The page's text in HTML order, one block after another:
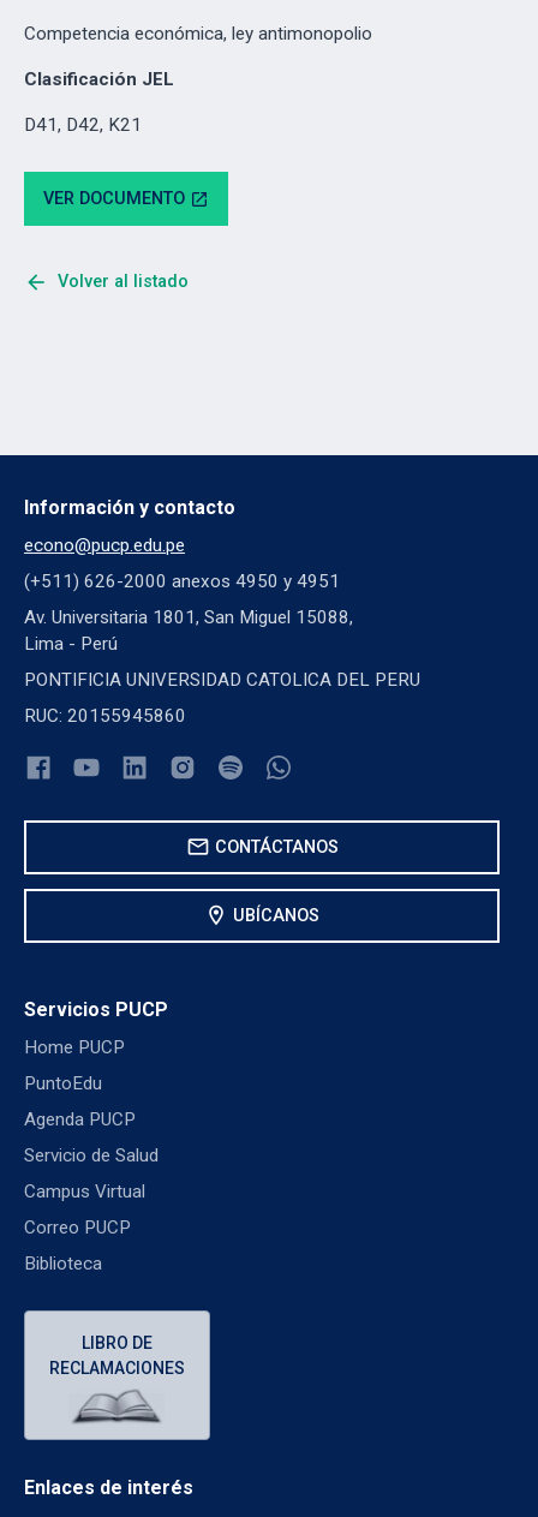
Competencia económica, ley antimonopolio
Clasificación JEL
D41, D42, K21
VER DOCUMENTO open_in_new
arrow_back Volver al listado
Información y contacto
econo@pucp.edu.pe
(+511) 626-2000 anexos 4950 y 4951
Av. Universitaria 1801, San Miguel 15088,
Lima - Perú
PONTIFICIA UNIVERSIDAD CATOLICA DEL PERU
RUC: 20155945860
mail CONTÁCTANOS
location_on UBÍCANOS
Servicios PUCP
Home PUCP
PuntoEdu
Agenda PUCP
Servicio de Salud
Campus Virtual
Correo PUCP
Biblioteca
LIBRO DE
RECLAMACIONES
Enlaces de interés